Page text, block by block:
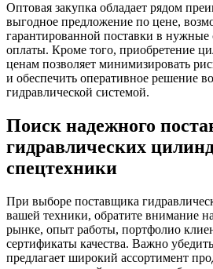
Оптовая закупка обладает рядом
выгодное предложение по цене,
гарантированной поставки в нужные
оплаты. Кроме того, приобретение
ценам позволяет минимизировать
и обеспечить оперативное решение
гидравлической системой.
Поиск надежного
гидравлических
спецтехники
При выборе поставщика
вашей техники, обратите внимание
рынке, опыт работы, портфолио
сертификаты качества. Важно
предлагает широкий ассортимент